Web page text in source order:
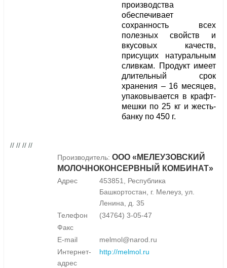
производства
обеспечивает
сохранность всех
полезных свойств и
вкусовых качеств,
присущих натуральным
сливкам. Продукт имеет
длительный срок
хранения – 16 месяцев,
упаковывается в крафт-
мешки по 25 кг и жесть-
банку по 450 г.
// // // //
Производитель: ООО «МЕЛЕУЗОВСКИЙ
МОЛОЧНОКОНСЕРВНЫЙ КОМБИНАТ»
Адрес
453851, Республика
Башкортостан, г. Мелеуз, ул.
Ленина, д. 35
Телефон
(34764) 3-05-47
Факс
E-mail
melmol@narod.ru
Интернет-
адрес
http://melmol.ru